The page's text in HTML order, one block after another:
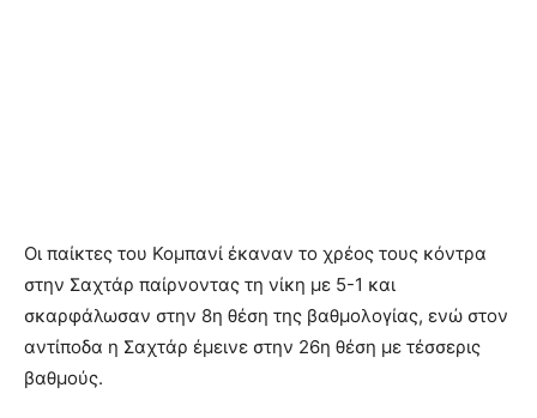
Οι παίκτες του Κομπανί έκαναν το χρέος τους κόντρα
στην Σαχτάρ παίρνοντας τη νίκη με 5-1 και
σκαρφάλωσαν στην 8η θέση της βαθμολογίας, ενώ στον
αντίποδα η Σαχτάρ έμεινε στην 26η θέση με τέσσερις
βαθμούς.